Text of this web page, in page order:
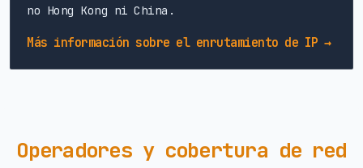
no Hong Kong ni China.
Más información sobre el enrutamiento de IP →
Operadores y cobertura de red